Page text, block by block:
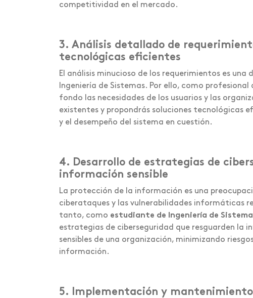
competitividad en el mercado.
3. Análisis detallado de
tecnológicas eficientes
El análisis minucioso de los requerimientos es
Ingeniería de Sistemas. Por ello, como
fondo las necesidades de los usuarios y las
existentes y propondrás soluciones tecnológicas
y el desempeño del sistema en cuestión.
4. Desarrollo de estrategias de
información sensible
La protección de la información es una
ciberataques y las vulnerabilidades informáticas
tanto, como estudiante de Ingeniería de
estrategias de ciberseguridad que resguarden la
sensibles de una organización, minimizando
información.
5. Implementación y